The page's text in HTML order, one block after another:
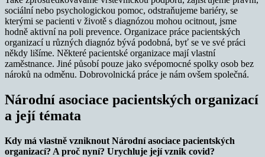
sociální nebo psychologickou pomoc, odstraňujeme bariéry, se
kterými se pacienti v životě s diagnózou mohou ocitnout, jsme
hodně aktivní na poli prevence. Organizace práce pacientských
organizací u různých diagnóz bývá podobná, byť se ve své práci
někdy lišíme. Některé pacientské organizace mají vlastní
zaměstnance. Jiné působí pouze jako svépomocné spolky osob bez
nároků na odměnu. Dobrovolnická práce je nám ovšem společná.
Národní asociace pacientských organizací
a její témata
Kdy má vlastně vzniknout Národní asociace pacientských
organizací? A proč nyní? Urychluje její vznik covid?